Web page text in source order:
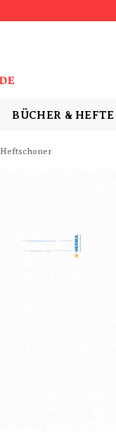
BÜCHER & HEFTE
Heftschoner